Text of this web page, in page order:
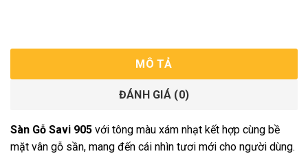
MÔ TẢ
ĐÁNH GIÁ (0)
Sàn Gỗ Savi 905 với tông màu xám nhạt kết hợp cùng bề
mặt vân gỗ sần, mang đến cái nhìn tươi mới cho người dùng.